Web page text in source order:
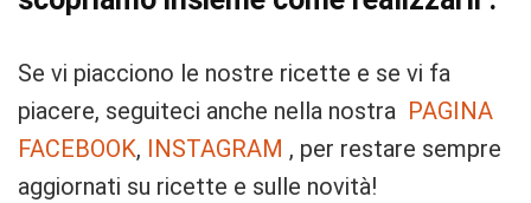
Se vi piacciono le nostre ricette e se vi fa
piacere, seguiteci anche nella nostra PAGINA
FACEBOOK, INSTAGRAM , per restare sempre
aggiornati su ricette e sulle novità!